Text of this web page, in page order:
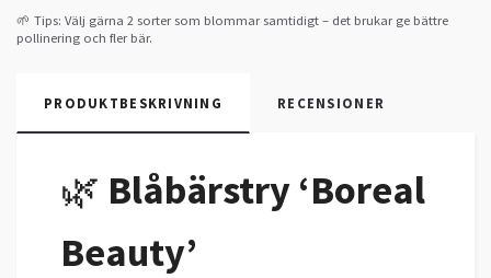
🌱 Tips: Välj gärna 2 sorter som blommar samtidigt – det brukar ge bättre
pollinering och fler bär.
PRODUKTBESKRIVNING RECENSIONER
🌿 Blåbärstry ‘Boreal
Beauty’